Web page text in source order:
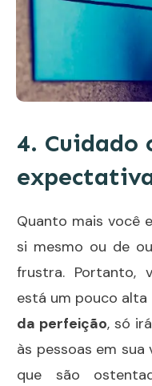
4. Cuidado
Quanto mais você
si mesmo ou de
frustra. Portanto,
está um pouco
da perfeição, só
às pessoas em sua
que são